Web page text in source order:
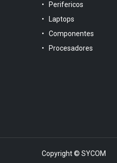
Perifericos
Laptops
Componentes
Procesadores
Copyright © SYCOM